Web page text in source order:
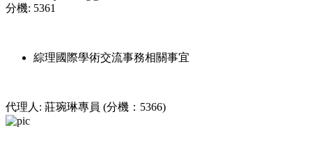
分機: 5361
綜理國際學術交流事務相關事宜
代理人: 莊琬琳專員 (分機：5366)